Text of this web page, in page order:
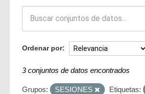
Ordenar por
3 conjuntos de datos encontrados
Grupos: SESIONES Etiquetas: